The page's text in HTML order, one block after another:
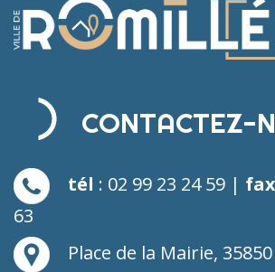
CONTACTEZ-
tél : 02 99 23 24 59 | fax
63
Place de la Mairie,